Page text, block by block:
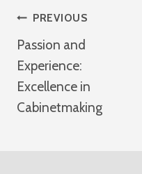
Post
navigation
PREVIOUS
Passion and
Experience:
Excellence in
Cabinetmaking